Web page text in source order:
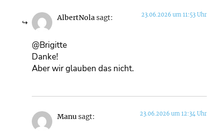
AlbertNolasagt: 23.06.2026 um 11:53 Uhr
@Brigitte
Danke!
Aber wir glauben das nicht.
Manusagt: 23.06.2026 um 12:34 Uhr